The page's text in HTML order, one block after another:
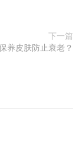
下一篇
养皮肤防止衰老？